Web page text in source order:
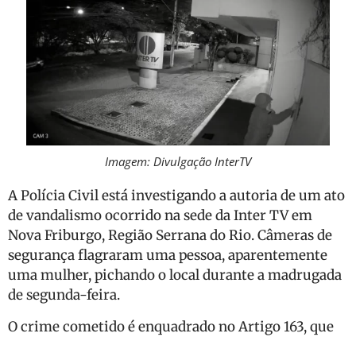
Imagem: Divulgação InterTV
A Polícia Civil está investigando a autoria de um ato
de vandalismo ocorrido na sede da Inter TV em
Nova Friburgo, Região Serrana do Rio. Câmeras de
segurança flagraram uma pessoa, aparentemente
uma mulher, pichando o local durante a madrugada
de segunda-feira.
O crime cometido é enquadrado no Artigo 163, que